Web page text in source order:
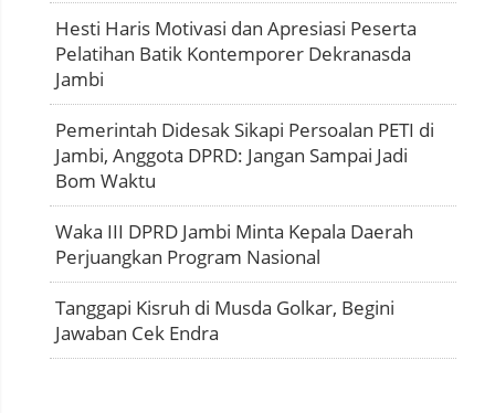
Hesti Haris Motivasi dan Apresiasi Peserta
Pelatihan Batik Kontemporer Dekranasda
Jambi
Pemerintah Didesak Sikapi Persoalan PETI di
Jambi, Anggota DPRD: Jangan Sampai Jadi
Bom Waktu
Waka III DPRD Jambi Minta Kepala Daerah
Perjuangkan Program Nasional
Tanggapi Kisruh di Musda Golkar, Begini
Jawaban Cek Endra